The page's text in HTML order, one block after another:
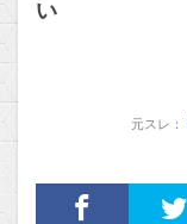
い
元スレ：